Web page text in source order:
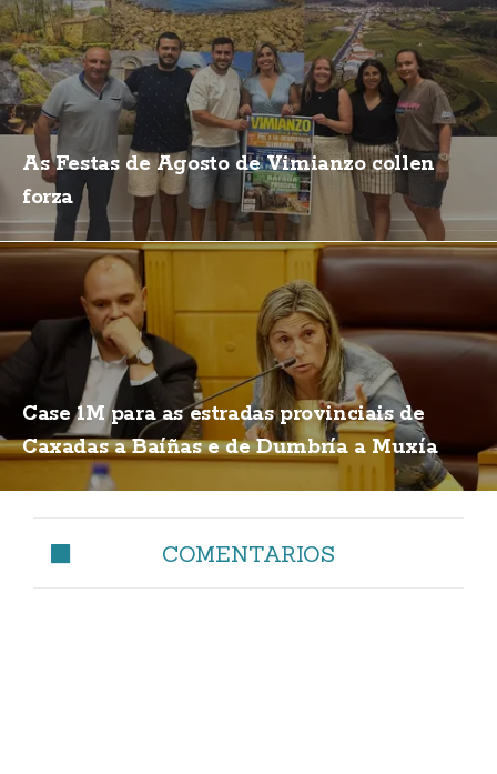
As Festas de Agosto de Vimianzo collen
forza
Case 1M para as estradas provinciais de
Caxadas a Baíñas e de Dumbría a Muxía
COMENTARIOS